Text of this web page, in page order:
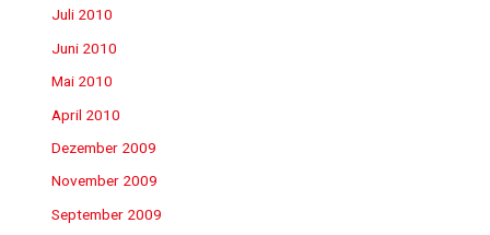
Juli 2010
Juni 2010
Mai 2010
April 2010
Dezember 2009
November 2009
September 2009